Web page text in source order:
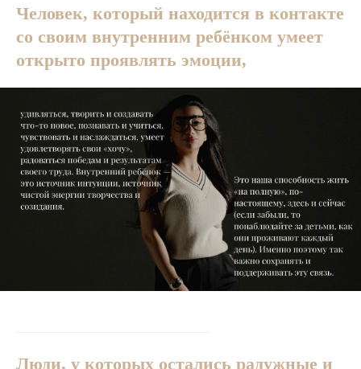
Человек, который находится в контакте
со своим внутренним ребёнком умеет
открыто проявлять эмоции,
Люди, у которых остались радужные и